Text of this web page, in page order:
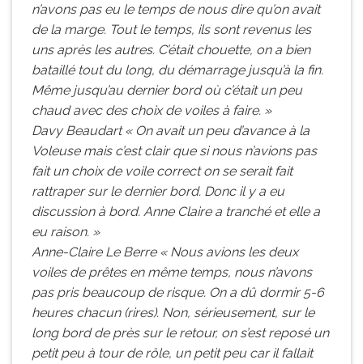
n’avons pas eu le temps de nous dire qu’on avait
de la marge. Tout le temps, ils sont revenus les
uns après les autres. C’était chouette, on a bien
bataillé tout du long, du démarrage jusqu’à la fin.
Même jusqu’au dernier bord où c’était un peu
chaud avec des choix de voiles à faire. »
Davy Beaudart « On avait un peu d’avance à la
Voleuse mais c’est clair que si nous n’avions pas
fait un choix de voile correct on se serait fait
rattraper sur le dernier bord. Donc il y a eu
discussion à bord. Anne Claire a tranché et elle a
eu raison. »
Anne-Claire Le Berre « Nous avions les deux
voiles de prêtes en même temps, nous n’avons
pas pris beaucoup de risque. On a dû dormir 5-6
heures chacun (rires). Non, sérieusement, sur le
long bord de près sur le retour, on s’est reposé un
petit peu à tour de rôle, un petit peu car il fallait